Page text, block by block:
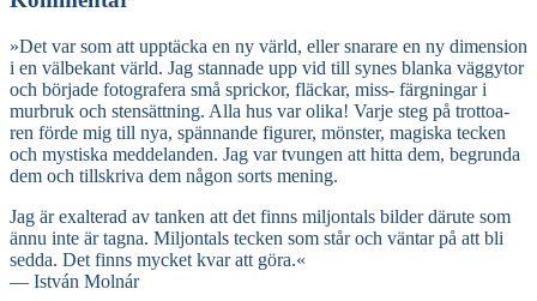
»Det var som att upptäcka en ny värld, eller snarare en ny dimension
i en välbekant värld. Jag stannade upp vid till synes blanka väggytor
och började fotografera små sprickor, fläckar, miss- färgningar i
murbruk och stensättning. Alla hus var olika! Varje steg på trottoa-
ren förde mig till nya, spännande figurer, mönster, magiska tecken
och mystiska meddelanden. Jag var tvungen att hitta dem, begrunda
dem och tillskriva dem någon sorts mening.
Jag är exalterad av tanken att det finns miljontals bilder därute som
ännu inte är tagna. Miljontals tecken som står och väntar på att bli
sedda. Det finns mycket kvar att göra.«
— István Molnár